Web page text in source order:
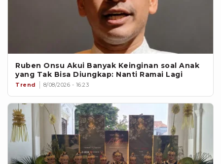
Ruben Onsu Akui Banyak Keinginan soal Anak
yang Tak Bisa Diungkap: Nanti Ramai Lagi
Trend 8/08/2026 - 16:23